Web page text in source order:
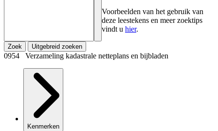
Voorbeelden van het gebruik van
deze leestekens en meer zoektips
vindt u hier.
Zoek Uitgebreid zoeken
0954 Verzameling kadastrale netteplans en bijbladen
Kenmerken